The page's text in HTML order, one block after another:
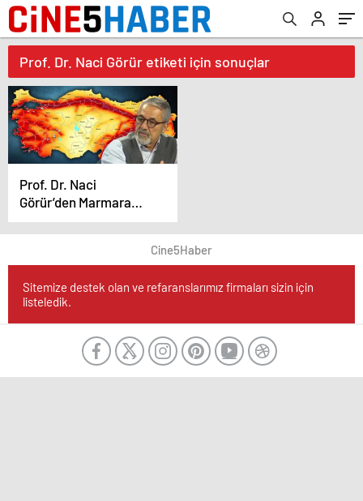
Prof. Dr. Naci Görür etiketi için sonuçlar
Prof. Dr. Naci
Görür’den Marmara
Depremi İçin Kritik
Uyarı: “Türkiye Diz
Cine5Haber
Sitemize destek olan ve refaranslarımız firmaları sizin için
listeledik.